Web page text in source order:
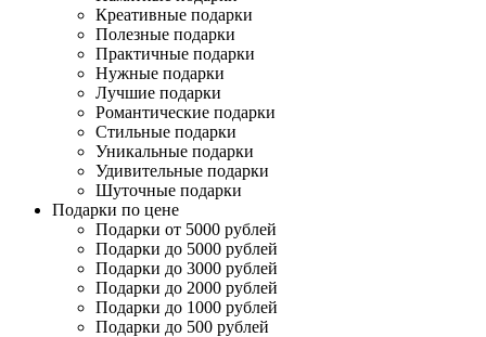
Креативные подарки
Полезные подарки
Практичные подарки
Нужные подарки
Лучшие подарки
Романтические подарки
Стильные подарки
Уникальные подарки
Удивительные подарки
Шуточные подарки
Подарки по цене
Подарки от 5000 рублей
Подарки до 5000 рублей
Подарки до 3000 рублей
Подарки до 2000 рублей
Подарки до 1000 рублей
Подарки до 500 рублей